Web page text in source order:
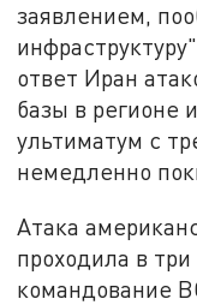
заявлением,
ответ Иран
базы в регионе
ультиматум с
немедленно
Атака
проходила в
командование